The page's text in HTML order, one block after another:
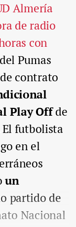
Almería
de radio
con
Pumas
contrato
Play Offde
El futbolista
en el
un
partido de
Nacional